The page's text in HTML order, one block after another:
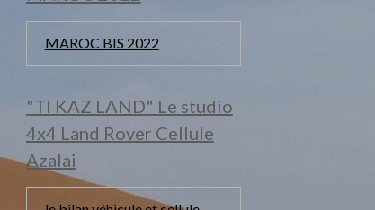
MAROC BIS 2022
"TI KAZ LAND" Le studio
4x4 Land Rover Cellule
Azalai